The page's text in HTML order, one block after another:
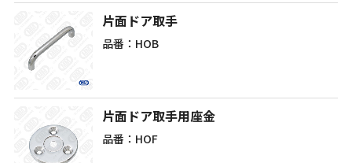
片面ドア取手
品番：HOB
片面ドア取手用座金
品番：HOF